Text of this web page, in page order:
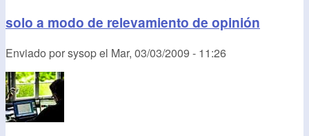
solo a modo de relevamiento de opinión
Enviado porsysopel Mar, 03/03/2009 - 11:26